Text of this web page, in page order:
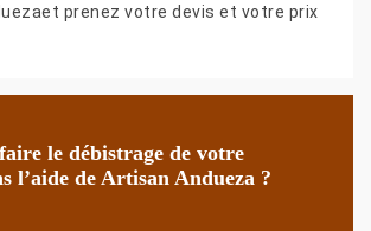
prenez votre devis et votre prix
le débistrage de votre
l’aide de Artisan Andueza ?